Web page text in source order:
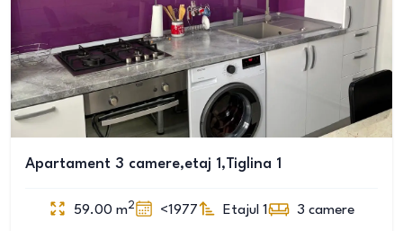
Apartament 3 camere,etaj 1,Tiglina 1
59.00 m2 <1977 Etajul 1 3 camere